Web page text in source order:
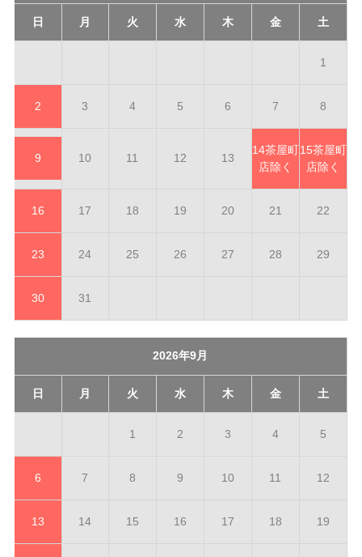
日 月 火 水 木 金 土
1
2 3 4 5 6 7 8
9 10 11 12 13
14茶屋町
店除く
15茶屋町
店除く
16 17 18 19 20 21 22
23 24 25 26 27 28 29
30 31
2026年9月
日 月 火 水 木 金 土
1 2 3 4 5
6 7 8 9 10 11 12
13 14 15 16 17 18 19